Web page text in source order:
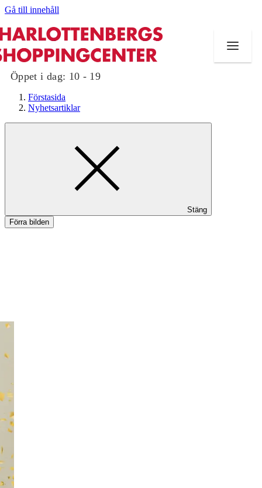
Gå till innehåll
Öppet i dag: 10 - 19
Mat och dryck
Erbjudanden
Förstasida
Nyhetsartiklar
Stäng
Förra bilden